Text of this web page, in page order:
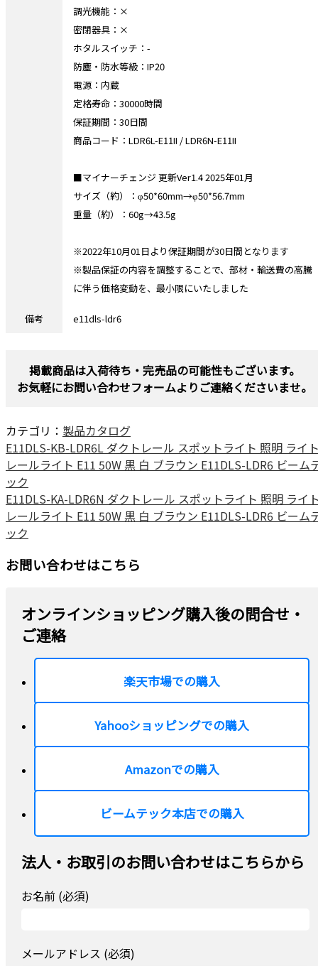
調光機能：×
密閉器具：×
ホタルスイッチ：-
防塵・防水等級：IP20
電源：内蔵
定格寿命：30000時間
保証期間：30日間
商品コード：LDR6L-E11II / LDR6N-E11II
■マイナーチェンジ 更新Ver1.4 2025年01月
サイズ（約）：φ50*60mm→φ50*56.7mm
重量（約）：60g→43.5g
※2022年10月01日より保証期間が30日間となります
※製品保証の内容を調整することで、部材・輸送費の高騰
に伴う価格変動を、最小限にいたしました
備考 e11dls-ldr6
掲載商品は入荷待ち・完売品の可能性もございます。
お気軽にお問い合わせフォームよりご連絡くださいませ。
カテゴリ： 製品カタログ
E11DLS-KB-LDR6L ダクトレール スポットライト 照明 ライ
レールライト E11 50W 黒 白 ブラウン E11DLS-LDR6 ビーム
ック
E11DLS-KA-LDR6N ダクトレール スポットライト 照明 ライ
レールライト E11 50W 黒 白 ブラウン E11DLS-LDR6 ビーム
ック
お問い合わせはこちら
オンラインショッピング購入後の問合せ・
ご連絡
楽天市場での購入
Yahooショッピングでの購入
Amazonでの購入
ビームテック本店での購入
法人・お取引のお問い合わせはこちらから
お名前 (必須)
メールアドレス (必須)